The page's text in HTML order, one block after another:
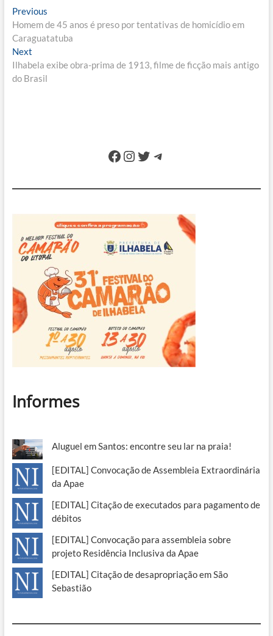
Navegação
de
Post
PreviousPrevious
post:
Homem de 45 anos é preso por tentativas de homicídio em
Caraguatatuba
NextNext
post:
Ilhabela exibe obra-prima de 1913, filme de ficção mais antigo
do Brasil
Facebook
Instagram
Twitter
Telegram
Informes
Aluguel em Santos: encontre seu lar na praia!
[EDITAL] Convocação de Assembleia Extraordinária
da Apae
[EDITAL] Citação de executados para pagamento de
débitos
[EDITAL] Convocação para assembleia sobre
projeto Residência Inclusiva da Apae
[EDITAL] Citação de desapropriação em São
Sebastião